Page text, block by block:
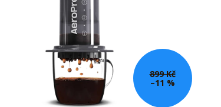
899 Kč
–11 %